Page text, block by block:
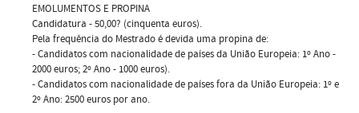
EMOLUMENTOS E PROPINA
Candidatura - 50,00? (cinquenta euros).
Pela frequência do Mestrado é devida uma propina de:
- Candidatos com nacionalidade de países da União Europeia: 1º Ano -
2000 euros; 2º Ano - 1000 euros).
- Candidatos com nacionalidade de países fora da União Europeia: 1º e
2º Ano: 2500 euros por ano.